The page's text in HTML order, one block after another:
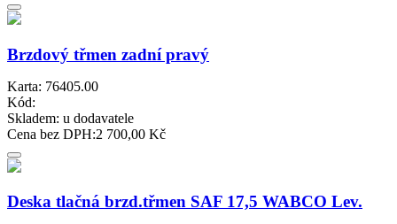
Brzdový třmen zadní pravý
Karta: 76405.00
Kód:
Skladem: u dodavatele
Cena bez DPH:2 700,00 Kč
Deska tlačná brzd.třmen SAF 17,5 WABCO Lev.